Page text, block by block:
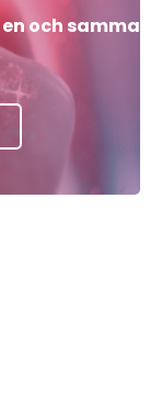
och samma